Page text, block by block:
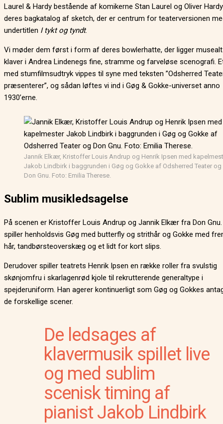
Laurel & Hardy bestående af komikerne Stan Laurel og Oliver
deres bagkatalog af sketch, der er centrum for teaterversionen
undertitlen I tykt og tyndt.
Vi møder dem først i form af deres bowlerhatte, der ligger
klaver i Andrea Lindenegs fine, stramme og farveløse scenografi.
med stumfilmsudtryk vippes til syne med teksten ”Odsherred
præsenterer”, og sådan løftes vi ind i Gøg & Gokke-universet anno
1930’erne.
Jannik Elkær, Kristoffer Louis Andrup og Henrik Ipsen med
Jakob Lindbirk i baggrunden i Gøg og Gokke af Odsherred Teater og
Don Gnu. Foto: Emilia Therese.
Sublim musikledsagelse
På scenen er Kristoffer Louis Andrup og Jannik Elkær fra Don Gnu.
spiller henholdsvis Gøg med butterfly og strithår og Gokke med
hår, tandbørsteoverskæg og et lidt for kort slips.
Derudover spiller teatrets Henrik Ipsen en række roller fra svulstig
skønjomfru i skarlagenrød kjole til rekrutterende generaltype i
spejderuniform. Han agerer kontinuerligt som Gøg og Gokkes
de forskellige scener.
De ledsages af
klavermusik spillet live
og med sublim
scenisk timing af
pianist Jakob Lindbirk